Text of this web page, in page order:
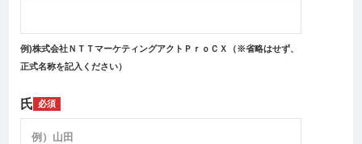
例)株式会社ＮＴＴマーケティングアクトＰｒｏＣＸ（※省略はせず、
正式名称を記入ください）
氏 必須